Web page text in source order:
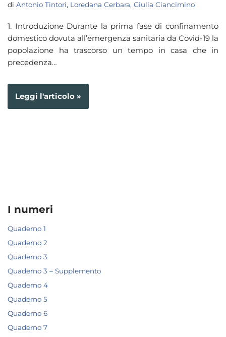
di Antonio Tintori, Loredana Cerbara, Giulia Ciancimino
1. Introduzione Durante la prima fase di confinamento
domestico dovuta all’emergenza sanitaria da Covid-19 la
popolazione ha trascorso un tempo in casa che in
precedenza…
Leggi l'articolo »
I numeri
Quaderno 1
Quaderno 2
Quaderno 3
Quaderno 3 – Supplemento
Quaderno 4
Quaderno 5
Quaderno 6
Quaderno 7